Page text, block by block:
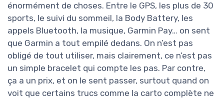
énormément de choses. Entre le GPS, les plus de 30
sports, le suivi du sommeil, la Body Battery, les
appels Bluetooth, la musique, Garmin Pay… on sent
que Garmin a tout empilé dedans. On n’est pas
obligé de tout utiliser, mais clairement, ce n’est pas
un simple bracelet qui compte les pas. Par contre,
ça a un prix, et on le sent passer, surtout quand on
voit que certains trucs comme la carto complète ne